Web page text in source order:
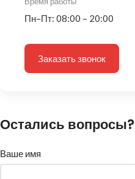
Пн–Пт: 08:00 – 20:00
Заказать звонок
Остались вопросы?
Ваше имя